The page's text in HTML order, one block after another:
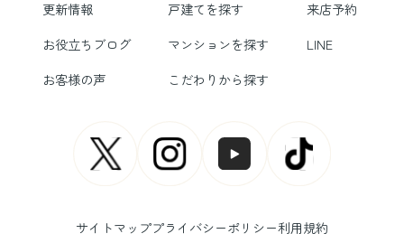
更新情報
戸建てを探す
来店予約
お役立ちブログ
マンションを探す
LINE
お客様の声
こだわりから探す
サイトマッププライバシーポリシー利用規約